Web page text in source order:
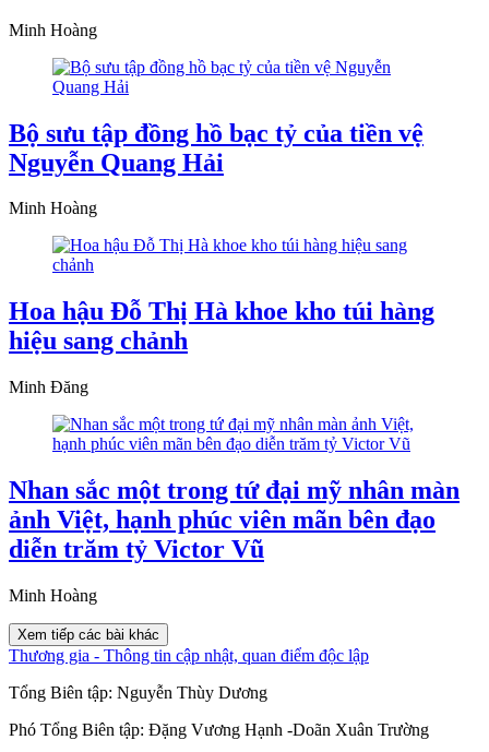
Minh Hoàng
Bộ sưu tập đồng hồ bạc tỷ của tiền vệ
Nguyễn Quang Hải
Minh Hoàng
Hoa hậu Đỗ Thị Hà khoe kho túi hàng
hiệu sang chảnh
Minh Đăng
Nhan sắc một trong tứ đại mỹ nhân màn
ảnh Việt, hạnh phúc viên mãn bên đạo
diễn trăm tỷ Victor Vũ
Minh Hoàng
Xem tiếp các bài khác
Thương gia - Thông tin cập nhật, quan điểm độc lập
Tổng Biên tập: Nguyễn Thùy Dương
Phó Tổng Biên tập: Đặng Vương Hạnh -Doãn Xuân Trường